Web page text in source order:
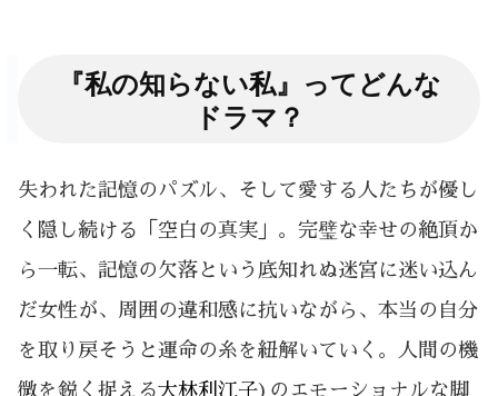
『私の知らない私』ってどんな
ドラマ？
失われた記憶のパズル、そして愛する人たちが優し
く隠し続ける「空白の真実」。完璧な幸せの絶頂か
ら一転、記憶の欠落という底知れぬ迷宮に迷い込ん
だ女性が、周囲の違和感に抗いながら、本当の自分
を取り戻そうと運命の糸を紐解いていく。人間の機
微を鋭く捉える大林利江子)のエモーショナルな脚